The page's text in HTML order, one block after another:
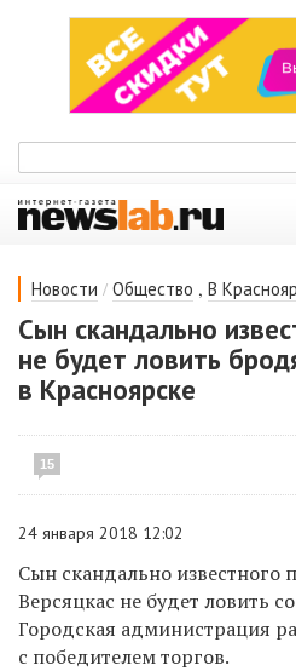
Новости / Общество , В
Сын скандально
не будет ловить
в Красноярске
15
24 января 2018 12:02
Сын скандально
Версяцкас не будет ловить
Городская администрация
с победителем торгов.